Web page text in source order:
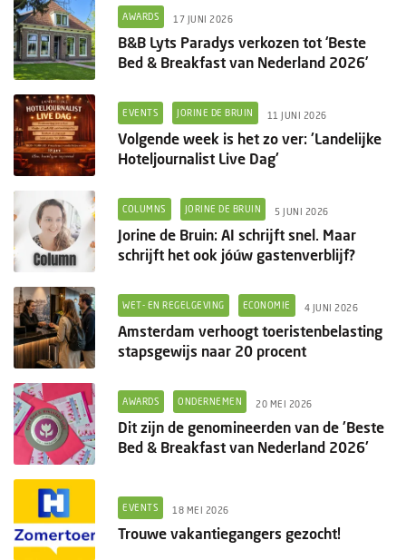
AWARDS 17 JUNI 2026
B&B Lyts Paradys verkozen tot ‘Beste
Bed & Breakfast van Nederland 2026’
EVENTS JORINE DE BRUIN 11 JUNI 2026
Volgende week is het zo ver: 'Landelijke
Hoteljournalist Live Dag'
COLUMNS JORINE DE BRUIN 5 JUNI 2026
Jorine de Bruin: AI schrijft snel. Maar
schrijft het ook jóúw gastenverblijf?
WET- EN REGELGEVING ECONOMIE 4 JUNI 2026
Amsterdam verhoogt toeristenbelasting
stapsgewijs naar 20 procent
AWARDS ONDERNEMEN 20 MEI 2026
Dit zijn de genomineerden van de 'Beste
Bed & Breakfast van Nederland 2026'
EVENTS 18 MEI 2026
Trouwe vakantiegangers gezocht!